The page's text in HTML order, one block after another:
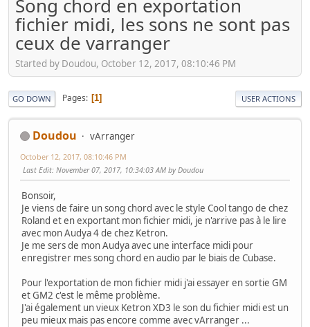
Song chord en exportation
fichier midi, les sons ne sont pas
ceux de varranger
Started by Doudou, October 12, 2017, 08:10:46 PM
GO DOWN Pages 1 USER ACTIONS
Doudou vArranger
October 12, 2017, 08:10:46 PM
Last Edit: November 07, 2017, 10:34:03 AM by Doudou
Bonsoir,
Je viens de faire un song chord avec le style Cool tango de chez
Roland et en exportant mon fichier midi, je n'arrive pas à le lire
avec mon Audya 4 de chez Ketron.
Je me sers de mon Audya avec une interface midi pour
enregistrer mes song chord en audio par le biais de Cubase.
Pour l'exportation de mon fichier midi j'ai essayer en sortie GM
et GM2 c'est le même problème.
J'ai également un vieux Ketron XD3 le son du fichier midi est un
peu mieux mais pas encore comme avec vArranger ...